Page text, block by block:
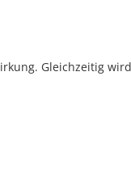
Gleichzeitig